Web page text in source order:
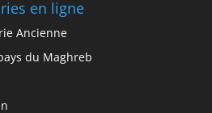
en ligne
Ancienne
du Maghreb